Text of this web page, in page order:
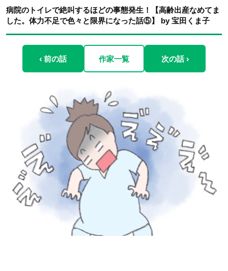
病院のトイレで絶叫するほどの事態発生！【高齢出産なめてま
した。体力不足で色々と限界になった話⑤】 by 宝田くま子
‹ 前の話 作家一覧 次の話 ›